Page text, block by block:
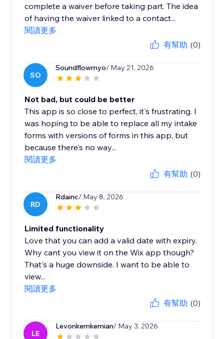
complete a waiver before taking part. The idea
of having the waiver linked to a contact...
閱讀更多
有幫助 (0)
SO
Soundflowmyo/ May 21, 2026
Not bad, but could be better
This app is so close to perfect, it's frustrating. I
was hoping to be able to replace all my intake
forms with versions of forms in this app, but
because there's no way...
閱讀更多
有幫助 (0)
RD
Rdainc/ May 8, 2026
Limited functionality
Love that you can add a valid date with expiry.
Why cant you view it on the Wix app though?
That's a huge downside. I want to be able to
view...
閱讀更多
有幫助 (0)
LE
Levonkemkemian/ May 3, 2026